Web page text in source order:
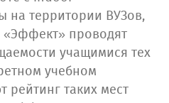
на территории ВУЗов,
проводят
учащимися тех
учебном
рейтинг таких мест